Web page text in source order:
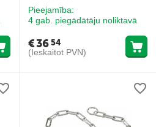
Pieejamība:
4 gab. piegādātāju noliktavā
€3654
(Ieskaitot PVN)